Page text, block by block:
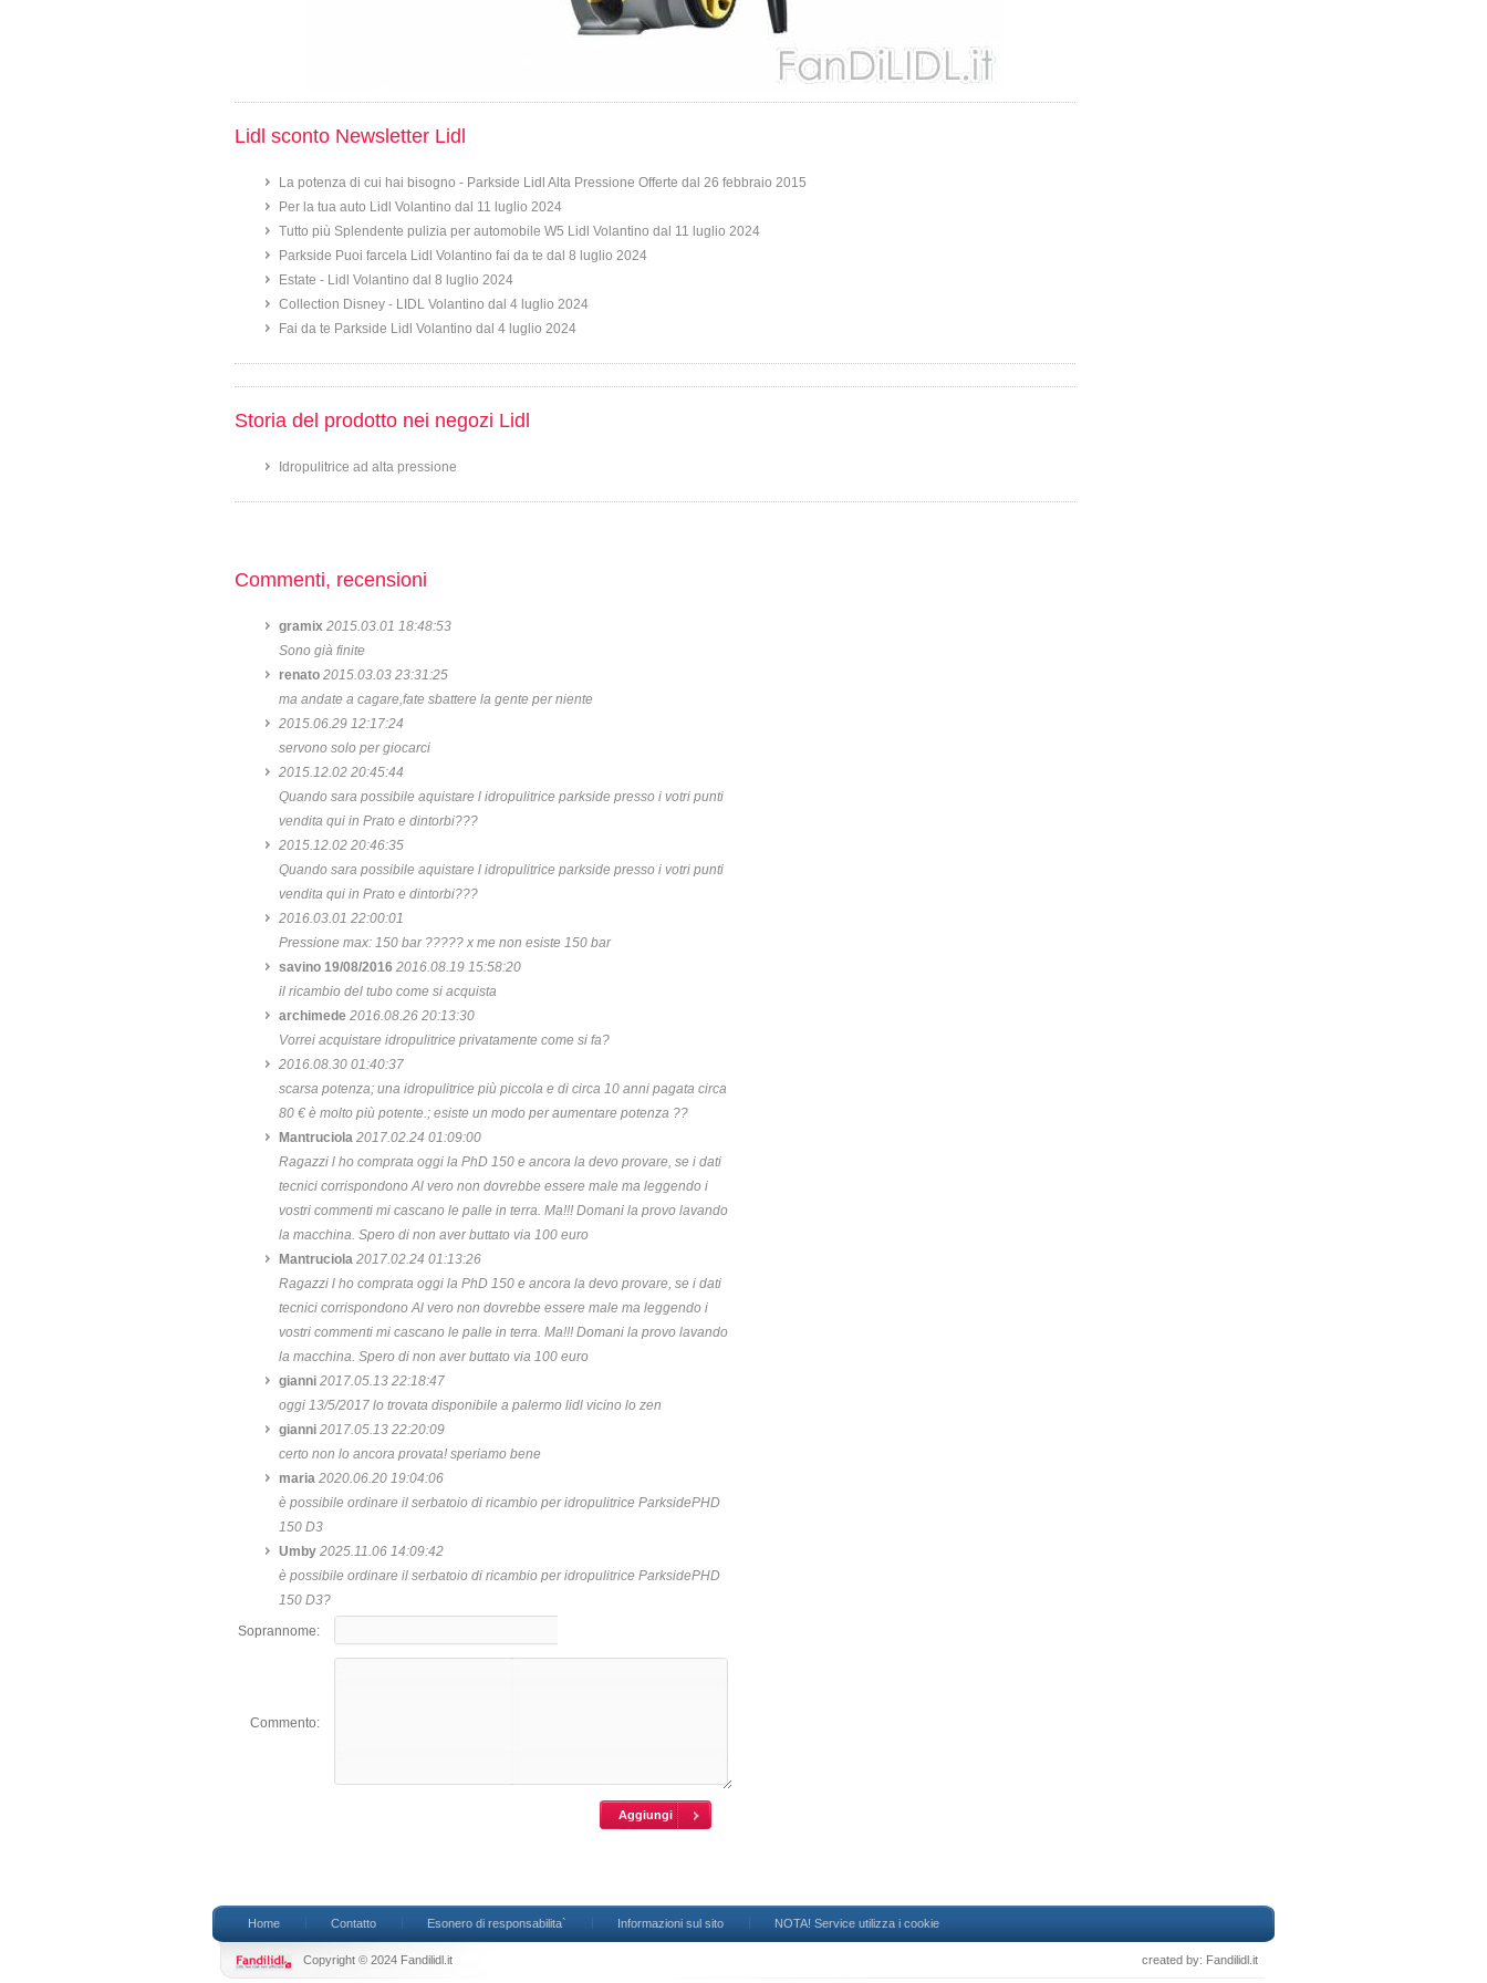
Lidl sconto Newsletter Lidl
La potenza di cui hai bisogno - Parkside Lidl Alta Pressione Offerte dal 26 febbraio 2015
Per la tua auto Lidl Volantino dal 11 luglio 2024
Tutto più Splendente pulizia per automobile W5 Lidl Volantino dal 11 luglio 2024
Parkside Puoi farcela Lidl Volantino fai da te dal 8 luglio 2024
Estate - Lidl Volantino dal 8 luglio 2024
Collection Disney - LIDL Volantino dal 4 luglio 2024
Fai da te Parkside Lidl Volantino dal 4 luglio 2024
Storia del prodotto nei negozi Lidl
Idropulitrice ad alta pressione
Commenti, recensioni
gramix 2015.03.01 18:48:53
Sono già finite
renato 2015.03.03 23:31:25
ma andate a cagare,fate sbattere la gente per niente
2015.06.29 12:17:24
servono solo per giocarci
2015.12.02 20:45:44
Quando sara possibile aquistare l idropulitrice parkside presso i votri punti
vendita qui in Prato e dintorbi???
2015.12.02 20:46:35
Quando sara possibile aquistare l idropulitrice parkside presso i votri punti
vendita qui in Prato e dintorbi???
2016.03.01 22:00:01
Pressione max: 150 bar ????? x me non esiste 150 bar
savino 19/08/2016 2016.08.19 15:58:20
il ricambio del tubo come si acquista
archimede 2016.08.26 20:13:30
Vorrei acquistare idropulitrice privatamente come si fa?
2016.08.30 01:40:37
scarsa potenza; una idropulitrice più piccola e di circa 10 anni pagata circa
80 € è molto più potente.; esiste un modo per aumentare potenza ??
Mantruciola 2017.02.24 01:09:00
Ragazzi l ho comprata oggi la PhD 150 e ancora la devo provare, se i dati
tecnici corrispondono Al vero non dovrebbe essere male ma leggendo i
vostri commenti mi cascano le palle in terra. Ma!!! Domani la provo lavando
la macchina. Spero di non aver buttato via 100 euro
Mantruciola 2017.02.24 01:13:26
Ragazzi l ho comprata oggi la PhD 150 e ancora la devo provare, se i dati
tecnici corrispondono Al vero non dovrebbe essere male ma leggendo i
vostri commenti mi cascano le palle in terra. Ma!!! Domani la provo lavando
la macchina. Spero di non aver buttato via 100 euro
gianni 2017.05.13 22:18:47
oggi 13/5/2017 lo trovata disponibile a palermo lidl vicino lo zen
gianni 2017.05.13 22:20:09
certo non lo ancora provata! speriamo bene
maria 2020.06.20 19:04:06
è possibile ordinare il serbatoio di ricambio per idropulitrice ParksidePHD
150 D3
Umby 2025.11.06 14:09:42
è possibile ordinare il serbatoio di ricambio per idropulitrice ParksidePHD
150 D3?
Soprannome:
Commento:
Home Contatto Esonero di responsabilita` Informazioni sul sito NOTA! Service utilizza i cookie
Copyright © 2024 Fandilidl.it created by: Fandilidl.it